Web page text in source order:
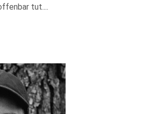
tut....